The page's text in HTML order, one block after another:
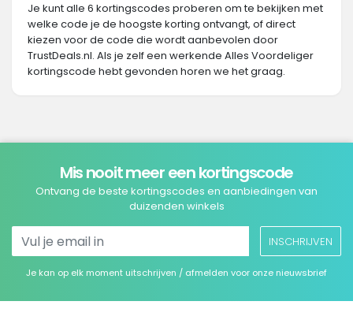
Je kunt alle 6 kortingscodes proberen om te bekijken met
welke code je de hoogste korting ontvangt, of direct
kiezen voor de code die wordt aanbevolen door
TrustDeals.nl. Als je zelf een werkende Alles Voordeliger
kortingscode hebt gevonden horen we het graag.
Mis nooit meer een kortingscode
Ontvang de beste kortingscodes en aanbiedingen van
duizenden winkels
INSCHRIJVEN
Je kan op elk moment uitschrijven / afmelden voor onze nieuwsbrief